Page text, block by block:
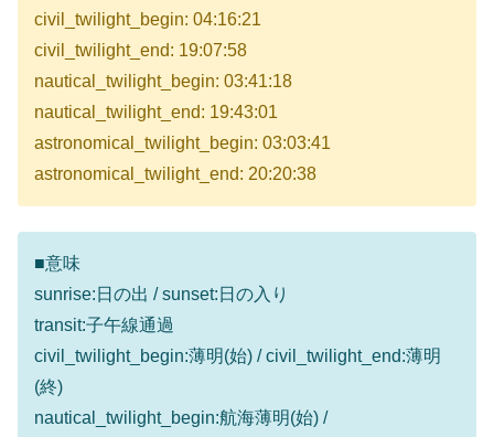
civil_twilight_begin: 04:16:21
civil_twilight_end: 19:07:58
nautical_twilight_begin: 03:41:18
nautical_twilight_end: 19:43:01
astronomical_twilight_begin: 03:03:41
astronomical_twilight_end: 20:20:38
■意味
sunrise:日の出 / sunset:日の入り
transit:子午線通過
civil_twilight_begin:薄明(始) / civil_twilight_end:薄明
(終)
nautical_twilight_begin:航海薄明(始) /